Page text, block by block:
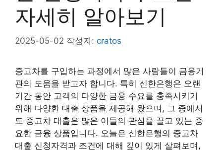
자세히 알아보기
2025-05-02 작성자: cratos
중고차를 구입하는 과정에서 많은 사람들이 금융기
관의 도움을 받고자 합니다. 특히 신한은행은 오랜
기간 동안 고객의 다양한 금융 수요를 충족시키기
위해 다양한 대출 상품을 제공해 왔으며, 그 중에서
도 중고차 대출은 많은 이들의 관심을 끌고 있는 중
요한 금융 상품입니다. 오늘은 신한은행의 중고차
대출 신청자격과 조건에 대해 깊이 있게 살펴보며,